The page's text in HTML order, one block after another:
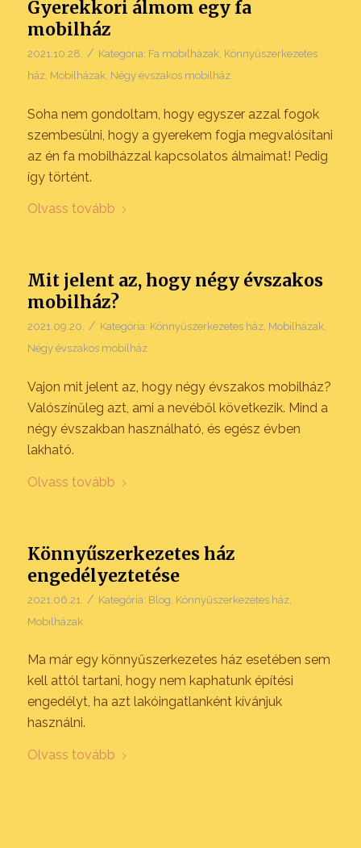
Gyerekkori álmom egy fa
mobilház
2021.10.28. / Kategória: Fa mobilházak, Könnyűszerkezetes
ház, Mobilházak, Négy évszakos mobilház
Soha nem gondoltam, hogy egyszer azzal fogok
szembesülni, hogy a gyerekem fogja megvalósítani
az én fa mobilházzal kapcsolatos álmaimat! Pedig
így történt.
Olvass tovább
Mit jelent az, hogy négy évszakos
mobilház?
2021.09.20. / Kategória: Könnyűszerkezetes ház, Mobilházak,
Négy évszakos mobilház
Vajon mit jelent az, hogy négy évszakos mobilház?
Valószínűleg azt, ami a nevéből következik. Mind a
négy évszakban használható, és egész évben
lakható.
Olvass tovább
Könnyűszerkezetes ház
engedélyeztetése
2021.06.21. / Kategória: Blog Könnyűszerkezetes ház,
Mobilházak
Ma már egy könnyűszerkezetes ház esetében sem
kell attól tartani, hogy nem kaphatunk építési
engedélyt, ha azt lakóingatlanként kívánjuk
használni.
Olvass tovább